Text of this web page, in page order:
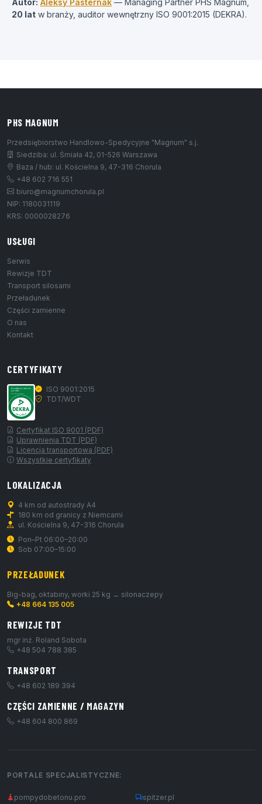
20 lat w branży, auditor wewnętrzny ISO 9001:2015 (DEKRA).
PHS MAGNUM
Przedsiębiorstwo Handlowo-Spedycyjne "Magnum" s.j.
Siedziba: ul. Śmiała 42, 01-526 Warszawa
Baza / hub: ul. Kościelna 9, 47-316 Chorula
+48 602 716 551
biuro@magnumchorula.pl
NIP: 1180031119
KRS: 0000028276
USŁUGI
Serwis
Rewizje TDT
Transport silosami
Przeładunek
Części zamienne
O nas
Kontakt
CERTYFIKATY
ISO 9001:2015
TDT/WDT
Certyfikat ISO 9001 (PDF)
Uprawnienia TDT (PDF)
Licencja transportowa (PDF)
Wszystkie certyfikaty
LOKALIZACJA
4 km od autostrady A4
180 km od granicy z Niemcami
ul. Kościelna 9, 47-316 Chorula
Pon–Pt 06:00–20:00
Sob 07:00–15:00
PRZEŁADUNEK
Big-bag, oktabiny, worki 25 kg → silonaczepy
+48 664 135 005
REWIZJE TDT
mgr inż. Roland Sobota
+48 504 788 385
TRANSPORT
+48 602 189 394
CZĘŚCI ZAMIENNE / MAGAZYN
+48 604 800 869
PORTALE SPECJALISTYCZNE:
pompydobetonu.pro spitzer.pl